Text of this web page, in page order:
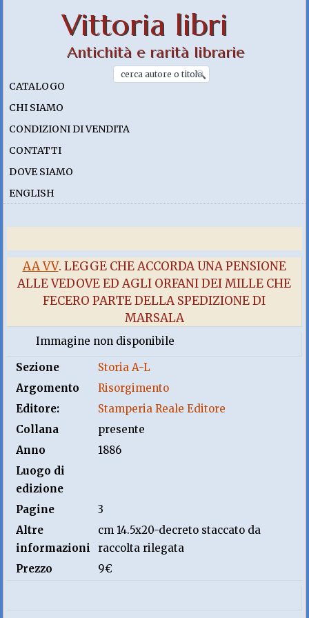
Vittoria libri
Antichità e rarità librarie
CATALOGO
CHI SIAMO
CONDIZIONI DI VENDITA
CONTATTI
DOVE SIAMO
ENGLISH
AA VV. LEGGE CHE ACCORDA UNA PENSIONE
ALLE VEDOVE ED AGLI ORFANI DEI MILLE CHE
FECERO PARTE DELLA SPEDIZIONE DI
MARSALA
Immagine non disponibile
Sezione
Storia A-L
Argomento
Risorgimento
Editore:
Stamperia Reale Editore
Collana
presente
Anno
1886
Luogo di
edizione
Pagine
3
Altre
informazioni
cm 14.5x20-decreto staccato da
raccolta rilegata
Prezzo
9€